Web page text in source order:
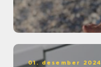
01. desember 2024